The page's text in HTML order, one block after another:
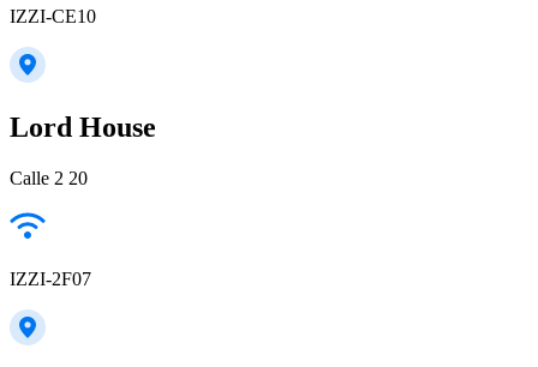
IZZI-CE10
Lord House
Calle 2 20
IZZI-2F07